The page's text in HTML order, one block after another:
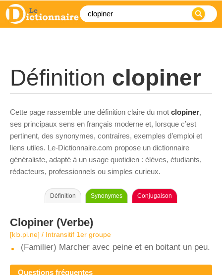
Définition clopiner
Cette page rassemble une définition claire du mot clopiner,
ses principaux sens en français moderne et, lorsque c’est
pertinent, des synonymes, contraires, exemples d’emploi et
liens utiles. Le-Dictionnaire.com propose un dictionnaire
généraliste, adapté à un usage quotidien : élèves, étudiants,
rédacteurs, professionnels ou simples curieux.
Définition Synonymes Conjugaison
Clopiner (Verbe)
[klɔ.pi.ne] / Intransitif 1er groupe
(Familier) Marcher avec peine et en boitant un peu.
Questions fréquentes